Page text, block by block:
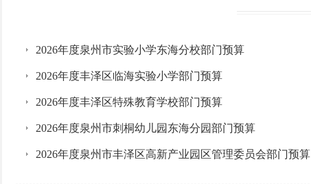
2026年度泉州市实验小学东海分校部门预算
2026年度丰泽区临海实验小学部门预算
2026年度丰泽区特殊教育学校部门预算
2026年度泉州市刺桐幼儿园东海分园部门预算
2026年度泉州市丰泽区高新产业园区管理委员会部门预算